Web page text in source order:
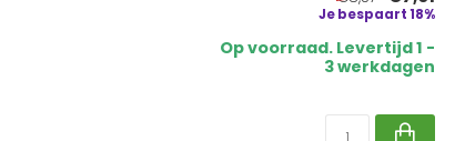
Je bespaart 18%
Op voorraad. Levertijd 1 -
3 werkdagen